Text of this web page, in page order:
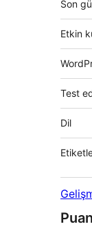
Son
Etkin
Test
Dil